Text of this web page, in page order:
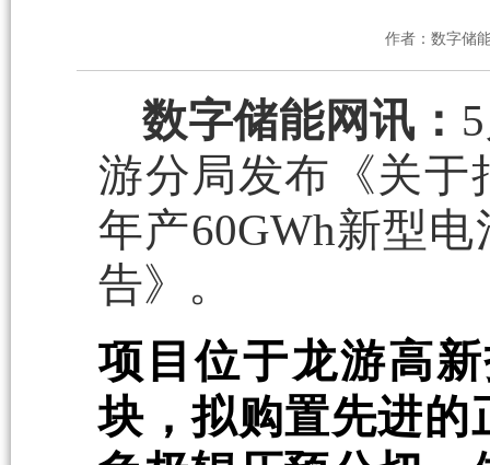
作者：数字储
数字储能网讯：
游分局发布《关于
年产60GWh新型
告》。
项目位于龙游高
块，拟购置先进的